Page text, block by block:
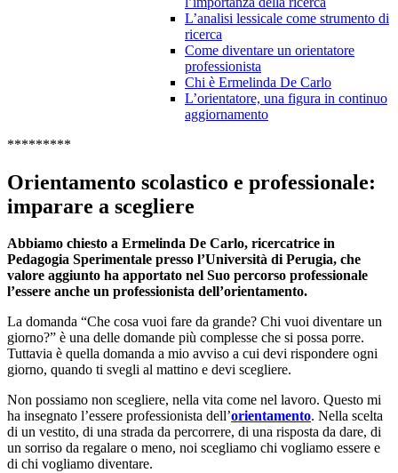
L’analisi lessicale come strumento di
ricerca
Come diventare un orientatore
professionista
Chi è Ermelinda De Carlo
L’orientatore, una figura in continuo
aggiornamento
*********
Orientamento scolastico e professionale:
imparare a scegliere
Abbiamo chiesto a Ermelinda De Carlo, ricercatrice in
Pedagogia Sperimentale presso l’Università di Perugia, che
valore aggiunto ha apportato nel Suo percorso professionale
l’essere anche un professionista dell’orientamento.
La domanda “Che cosa vuoi fare da grande? Chi vuoi diventare un
giorno?” è una delle domande più complesse che si possa porre.
Tuttavia è quella domanda a mio avviso a cui devi rispondere ogni
giorno, quando ti svegli al mattino e devi scegliere.
Non possiamo non scegliere, nella vita come nel lavoro. Questo mi
ha insegnato l’essere professionista dell’orientamento. Nella scelta
di un vestito, di una strada da percorrere, di una risposta da dare, di
un sorriso da regalare o meno, noi scegliamo chi vogliamo essere e
di chi vogliamo diventare.